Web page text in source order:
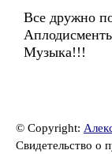
Все дружно
Музыка!!!
© Copyright:
Свидетельство о